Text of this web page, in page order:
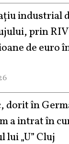
industrial
prin
de euro
dorit în
a intrat în
lui „U” Cluj